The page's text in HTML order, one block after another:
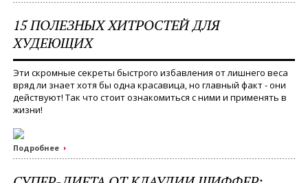
15 ПОЛЕЗНЫХ ХИТРОСТЕЙ ДЛЯ
ХУДЕЮЩИХ
Эти скромные секреты быстрого избавления от лишнего веса
вряд ли знает хотя бы одна красавица, но главный факт - они
действуют! Так что стоит ознакомиться с ними и применять в
жизни!
Подробнее